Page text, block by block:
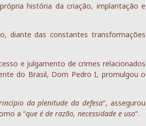
história da criação, implantação e
diante das constantes transformações
e julgamento de crimes relacionados
do Brasil, Dom Pedro I, promulgou o
da plenitude da defesa“, assegurou
a “que é de razão, necessidade e uso“.